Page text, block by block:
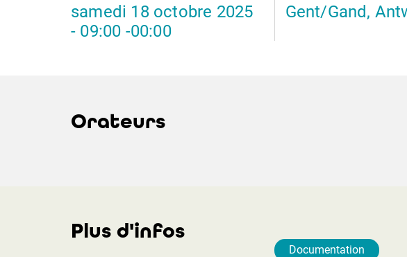
samedi 18 octobre 2025
- 09:00 -00:00
Gent/Gand,
Orateurs
Plus d'infos
Documentation